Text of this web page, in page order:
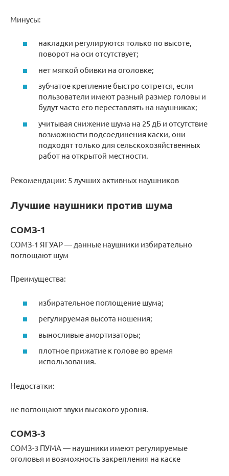
Минусы:
накладки регулируются только по высоте,
поворот на оси отсутствует;
нет мягкой обивки на оголовке;
зубчатое крепление быстро сотрется, если
пользователи имеют разный размер головы и
будут часто его переставлять на наушниках;
учитывая снижение шума на 25 дБ и отсутствие
возможности подсоединения каски, они
подходят только для сельскохозяйственных
работ на открытой местности.
Рекомендации: 5 лучших активных наушников
Лучшие наушники против шума
СОМЗ-1
СОМЗ-1 ЯГУАР — данные наушники избирательно
поглощают шум
Преимущества:
избирательное поглощение шума;
регулируемая высота ношения;
выносливые амортизаторы;
плотное прижатие к голове во время
использования.
Недостатки:
не поглощают звуки высокого уровня.
СОМЗ-3
СОМЗ-3 ПУМА — наушники имеют регулируемые
оголовья и возможность закрепления на каске